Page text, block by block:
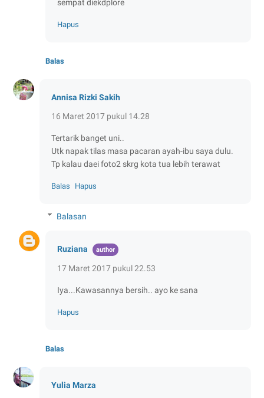
sempat diekdplore
Hapus
Balas
Annisa Rizki Sakih
16 Maret 2017 pukul 14.28
Tertarik banget uni..
Utk napak tilas masa pacaran ayah-ibu saya dulu.
Tp kalau daei foto2 skrg kota tua lebih terawat
Balas Hapus
Balasan
Ruziana
17 Maret 2017 pukul 22.53
Iya...Kawasannya bersih.. ayo ke sana
Hapus
Balas
Yulia Marza